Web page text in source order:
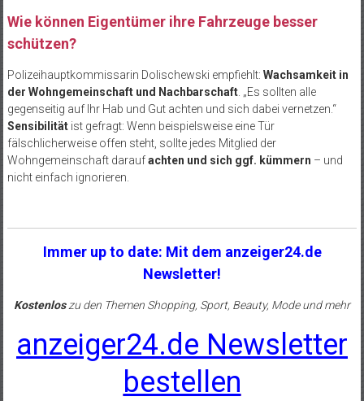
Wie können Eigentümer ihre Fahrzeuge besser
schützen?
Polizeihauptkommissarin Dolischewski empfiehlt: Wachsamkeit in
der Wohngemeinschaft und Nachbarschaft. „Es sollten alle
gegenseitig auf Ihr Hab und Gut achten und sich dabei vernetzen.“
Sensibilitätist gefragt: Wenn beispielsweise eine Tür
fälschlicherweise offen steht, sollte jedes Mitglied der
Wohngemeinschaft daraufachten und sich ggf. kümmern – und
nicht einfach ignorieren.
Immer up to date: Mit dem anzeiger24.de
Newsletter!
Kostenloszu den Themen Shopping, Sport, Beauty, Mode und mehr
anzeiger24.de Newsletter
bestellen